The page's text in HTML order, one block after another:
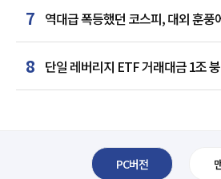
7 역대급 폭등했던 코스피, 대외 훈
급락
8 단일 레버리지 ETF 거래대금 1조
PC버전